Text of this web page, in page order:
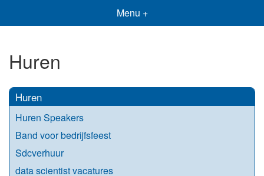
Menu +
Huren
Huren
Huren Speakers
Band voor bedrijfsfeest
Sdcverhuur
data scientist vacatures